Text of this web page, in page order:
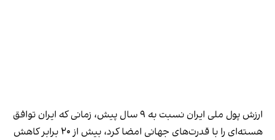
ارزش پول ملی ایران نسبت به ۹ سال پیش، زمانی که ایران توافق
هسته‌ای را با قدرت‌های جهانی امضا کرد، بیش از ۲۰ برابر کاهش